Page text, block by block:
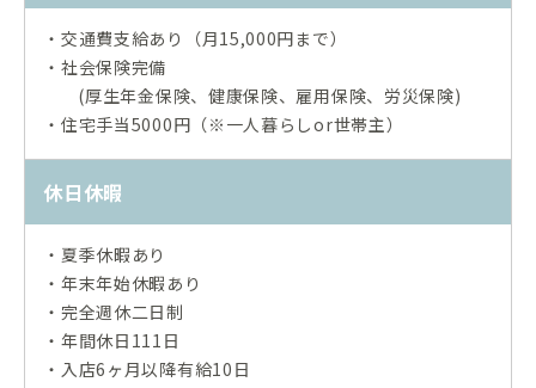
・ 交通費支給あり（月15,000円まで）
・ 社会保険完備
(厚生年金保険、健康保険、雇用保険、労災保険)
・ 住宅手当5000円（※一人暮らしor世帯主）
休日休暇
・ 夏季休暇あり
・ 年末年始休暇あり
・ 完全週休二日制
・ 年間休日111日
・ 入店6ヶ月以降有給10日